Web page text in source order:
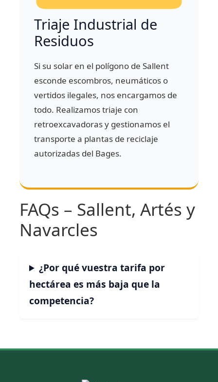
Triaje Industrial de
Residuos
Si su solar en el polígono de Sallent
esconde escombros, neumáticos o
vertidos ilegales, nos encargamos de
todo. Realizamos triaje con
retroexcavadoras y gestionamos el
transporte a plantas de reciclaje
autorizadas del Bages.
FAQs – Sallent, Artés y
Navarcles
¿Por qué vuestra tarifa por
hectárea es más baja que la
competencia?